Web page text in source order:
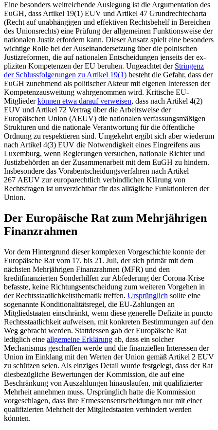
Eine besonders weitreichende Auslegung ist die Argumentation des
EuGH, dass Arti­kel 19(1) EUV und Artikel 47 Grundrechte­charta
(Recht auf unabhängigen und effek­tiven Rechtsbehelf in Bereichen
des Unions­rechts) eine Prüfung der allgemeinen Funk­tionsweise der
nationalen Justiz erfor­dern kann. Dieser Ansatz spielt eine beson­ders
wichtige Rolle bei der Auseinandersetzung über die polnischen
Justizreformen, die auf nationalen Entscheidungen jenseits der ex­
pliziten Kompetenzen der EU beruhen. Un­geachtet der Stringenz
der Schlussfolgerungen zu Artikel 19(1) besteht die Gefahr, dass der
EuGH zunehmend als politischer Ak­teur mit eige­nen Interessen der
Kompetenz­ausweitung wahrgenommen wird. Kritische EU-
Mitgliederkönnen etwa darauf ver­wei­sen, dass nach Artikel 4(2)
EUV und Arti­kel 72 Ver­trag über die Arbeitsweise der
Europäischen Union (AEUV) die nationalen verfassungsmäßigen
Strukturen und die nationale Verantwortung für die öffentliche
Ordnung zu respek­tieren sind. Umgekehrt ergibt sich aber wiederum
nach Artikel 4(3) EUV die Not­wendigkeit eines Eingreifens aus
Luxemburg, wenn Regierungen ver­suchen, nationale Richter und
Justizbehörden an der Zusammenarbeit mit dem EuGH zu hindern.
Insbesondere das Vorabentschei­dungsverfahren nach Artikel
267 AEUV zur europarechtlich verbindlichen Klärung von
Rechtsfragen ist unverzichtbar für das all­tägliche Funktionieren der
Union.
Der Europäische Rat zum Mehrjährigen
Finanzrahmen
Vor dem Hintergrund dieser komplexen Vorgeschichte konnte der
Euro­päische Rat vom 17. bis 21. Juli, der sich primär mit dem
nächsten Mehrjährigen Finanzrahmen (MFR) und den
kreditfinanzierten Sonderhilfen zur Abfederung der Corona-Krise
be­fasste, keine Richtungsentscheidung zum weiteren Vorgehen in
der Rechtsstaatlichkeitsthematik treffen. Ursprünglich sollte eine
sogenannte Konditionalitätsregel, die EU-Zahlungen an
Mitgliedstaaten einschränkt, wenn diese generelle Defizite in puncto
Rechtsstaatlichkeit aufweisen, mit konkreten Bestimmungen auf den
Weg ge­bracht werden. Stattdessen gab der Euro­päi­sche Rat
lediglich eine allgemeine Erklärung ab, dass ein solcher
Mechanismus geschaffen werde und die finanziellen Interessen der
Union im Einklang mit den Werten der Union gemäß Artikel 2 EUV
zu schützen seien. Als einziges Detail wurde festgelegt, dass der Rat
diesbezügliche Bewertungen der Kommission, die auf eine
Beschränkung von Auszahlungen hinauslaufen, mit quali­fizierter
Mehrheit anneh­men muss. Ur­sprünglich hatte die Kommission
vorgeschla­gen, dass ihre Ermessensentscheidungen nur mit einer
qualifizierten Mehrheit der Mitgliedstaaten verhindert werden
könnten.